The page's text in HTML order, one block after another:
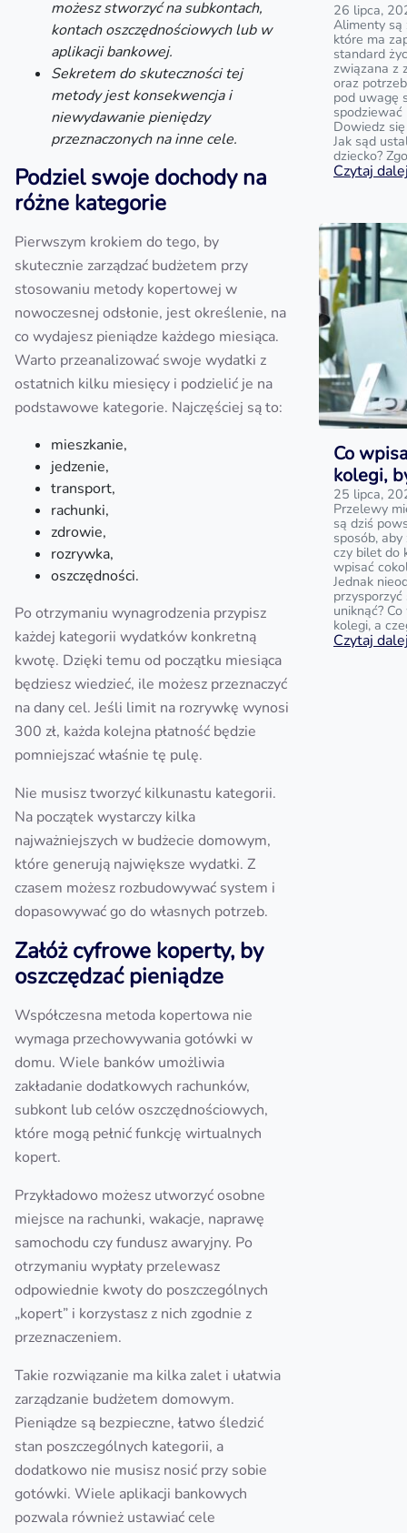
możesz stworzyć na subkontach,
kontach oszczędnościowych lub w
aplikacji bankowej.
Sekretem do skuteczności tej
metody jest konsekwencja i
niewydawanie pieniędzy
przeznaczonych na inne cele.
Podziel swoje dochody na
różne kategorie
Pierwszym krokiem do tego, by
skutecznie zarządzać budżetem przy
stosowaniu metody kopertowej w
nowoczesnej odsłonie, jest określenie, na
co wydajesz pieniądze każdego miesiąca.
Warto przeanalizować swoje wydatki z
ostatnich kilku miesięcy i podzielić je na
podstawowe kategorie. Najczęściej są to:
mieszkanie,
jedzenie,
transport,
rachunki,
zdrowie,
rozrywka,
oszczędności.
Po otrzymaniu wynagrodzenia przypisz
każdej kategorii wydatków konkretną
kwotę. Dzięki temu od początku miesiąca
będziesz wiedzieć, ile możesz przeznaczyć
na dany cel. Jeśli limit na rozrywkę wynosi
300 zł, każda kolejna płatność będzie
pomniejszać właśnie tę pulę.
Nie musisz tworzyć kilkunastu kategorii.
Na początek wystarczy kilka
najważniejszych w budżecie domowym,
które generują największe wydatki. Z
czasem możesz rozbudowywać system i
dopasowywać go do własnych potrzeb.
Załóż cyfrowe koperty, by
oszczędzać pieniądze
Współczesna metoda kopertowa nie
wymaga przechowywania gotówki w
domu. Wiele banków umożliwia
zakładanie dodatkowych rachunków,
subkont lub celów oszczędnościowych,
które mogą pełnić funkcję wirtualnych
kopert.
Przykładowo możesz utworzyć osobne
miejsce na rachunki, wakacje, naprawę
samochodu czy fundusz awaryjny. Po
otrzymaniu wypłaty przelewasz
odpowiednie kwoty do poszczególnych
„kopert” i korzystasz z nich zgodnie z
przeznaczeniem.
Takie rozwiązanie ma kilka zalet i ułatwia
zarządzanie budżetem domowym.
Pieniądze są bezpieczne, łatwo śledzić
stan poszczególnych kategorii, a
dodatkowo nie musisz nosić przy sobie
gotówki. Wiele aplikacji bankowych
pozwala również ustawiać cele
26 lipca,
Alimenty są
które ma
standard
związana z
oraz
pod uwagę
Dowiedz
Jak sąd
dziecko?
Czytaj
Co
kolegi,
25 lipca,
Przelewy
są dziś
sposób,
czy bilet do
wpisać
Jednak
uniknąć?
kolegi, a
Czytaj